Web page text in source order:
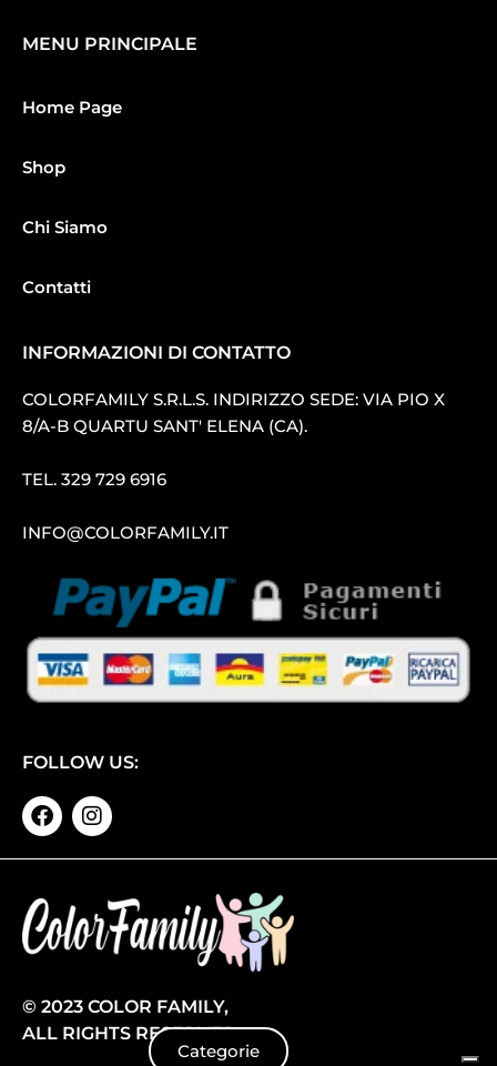
MENU PRINCIPALE
Home Page
Shop
Chi Siamo
Contatti
INFORMAZIONI DI CONTATTO
COLORFAMILY S.R.L.S. INDIRIZZO SEDE: VIA PIO X
8/A-B QUARTU SANT′ ELENA (CA).
TEL. 329 729 6916
INFO@COLORFAMILY.IT
FOLLOW US:
© 2023 COLOR FAMILY,
ALL RIGHTS RESERVED
Categorie